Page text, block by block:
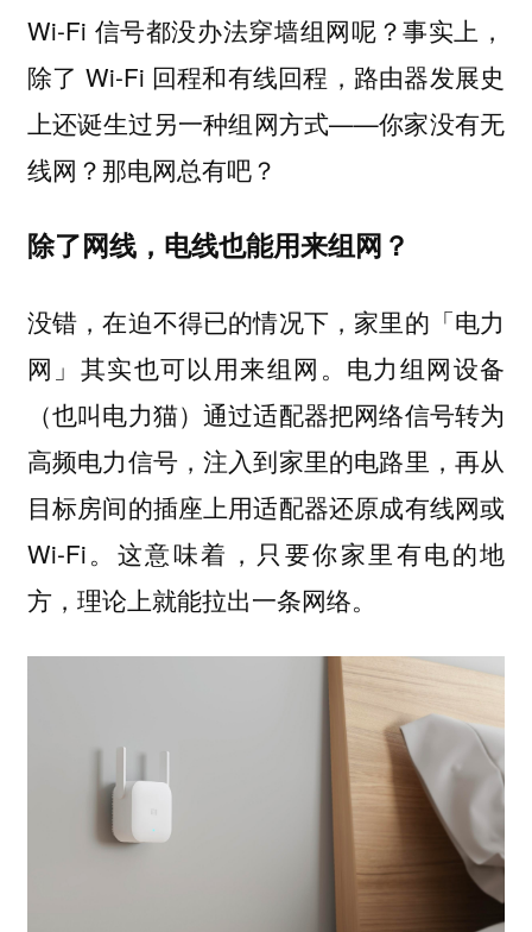
Wi-Fi 信号都没办法穿墙组网呢？事实上，
除了 Wi-Fi 回程和有线回程，路由器发展史
上还诞生过另一种组网方式——你家没有无
线网？那电网总有吧？
除了网线，电线也能用来组网？
没错，在迫不得已的情况下， 家里的「电力
网」其实也可以用来组网。 电力组网设备
（也叫电力猫）通过适配器把网络信号转为
高频电力信号，注入到家里的电路里，再从
目标房间的插座上用适配器还原成有线网或
Wi-Fi。这意味着，只要你家里有电的地
方，理论上就能拉出一条网络。